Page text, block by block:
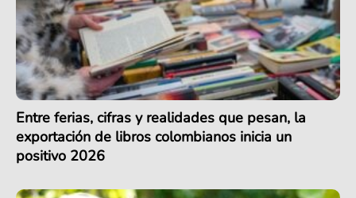
Entre ferias, cifras y realidades que pesan, la
exportación de libros colombianos inicia un
positivo 2026